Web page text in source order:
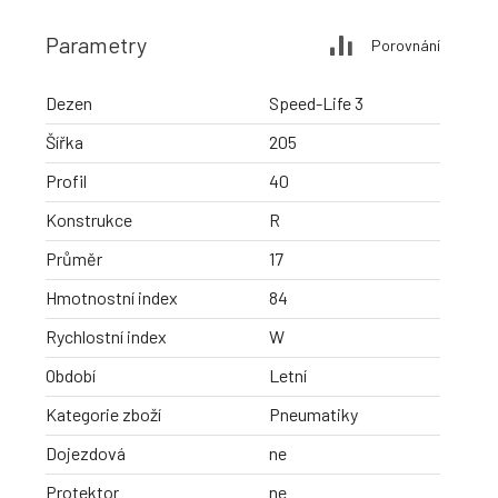
Parametry Porovnání
Dezen
Speed-Life 3
Šířka
205
Profil
40
Konstrukce
R
Průměr
17
Hmotnostní index
84
Rychlostní index
W
Období
Letní
Kategorie zboží
Pneumatiky
Dojezdová
ne
Protektor
ne